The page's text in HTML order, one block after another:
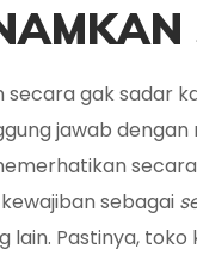
secara gak sadar
jawab dengan
secara
sebagai
lain. Pastinya,